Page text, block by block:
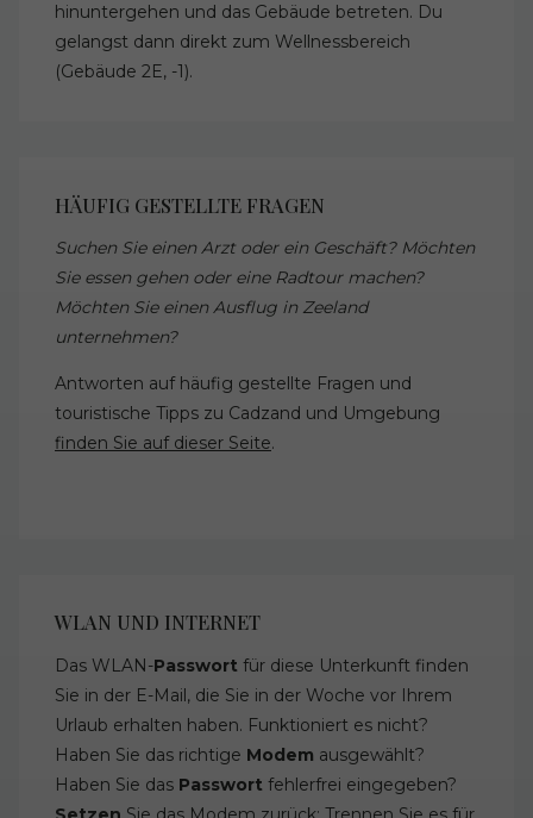
hinuntergehen und das Gebäude betreten. Du
gelangst dann direkt zum Wellnessbereich
(Gebäude 2E, -1).
HÄUFIG GESTELLTE FRAGEN
Suchen Sie einen Arzt oder ein Geschäft? Möchten
Sie essen gehen oder eine Radtour machen?
Möchten Sie einen Ausflug in Zeeland
unternehmen?
Antworten auf häufig gestellte Fragen und
touristische Tipps zu Cadzand und Umgebung
finden Sie auf dieser Seite.
WLAN UND INTERNET
Das WLAN-Passwort für diese Unterkunft finden
Sie in der E-Mail, die Sie in der Woche vor Ihrem
Urlaub erhalten haben. Funktioniert es nicht?
Haben Sie das richtige Modem ausgewählt?
Haben Sie das Passwort fehlerfrei eingegeben?